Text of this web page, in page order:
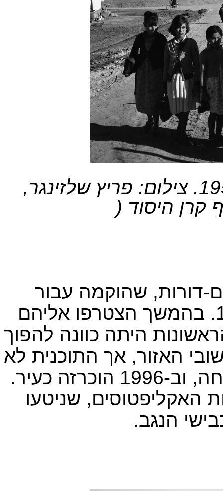
שדרות בשנותיה הראשונות, 1957. צילום: פריץ שלזינגר,
קרן היסוד (
דורות, שהוקמה עבור
עולים מכורדיסטאן ואיראן ב-1951. בהמשך הצטרפו אליהם
היתה כוונה להפוך
האזור, אך התוכנית לא
יצאה לפועל. העיר צמחה והתפתחה, וב-1996 הוכרזה כעיר.
האקליפטוסים, שניטעו
הנגב.​